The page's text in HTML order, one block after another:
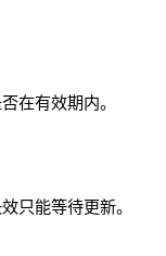
在有效期内。
只能等待更新。